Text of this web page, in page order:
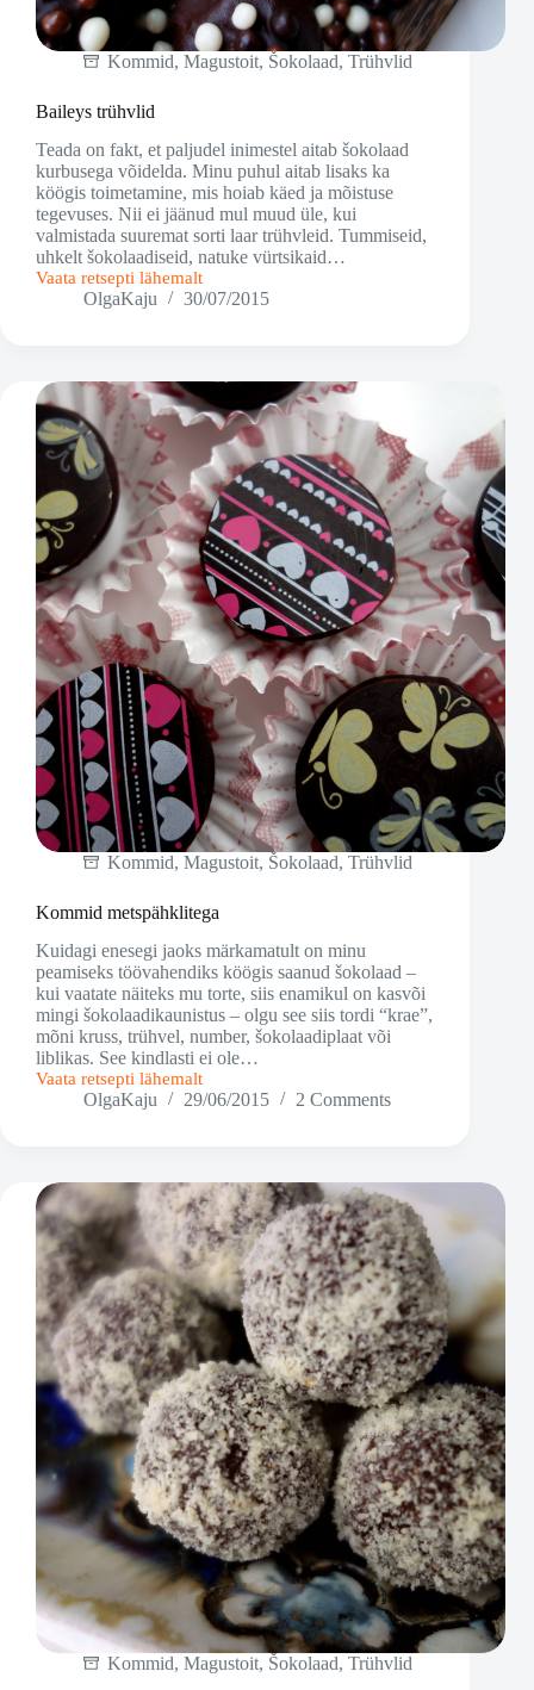
Kommid, Magustoit, Šokolaad, Trühvlid
Baileys trühvlid
Teada on fakt, et paljudel inimestel aitab šokolaad
kurbusega võidelda. Minu puhul aitab lisaks ka
köögis toimetamine, mis hoiab käed ja mõistuse
tegevuses. Nii ei jäänud mul muud üle, kui
valmistada suuremat sorti laar trühvleid. Tummiseid,
uhkelt šokolaadiseid, natuke vürtsikaid…
Vaata retsepti lähemalt
Baileys
trühvlidOlgaKaju 30/07/2015
Kommid, Magustoit, Šokolaad, Trühvlid
Kommid metspähklitega
Kuidagi enesegi jaoks märkamatult on minu
peamiseks töövahendiks köögis saanud šokolaad –
kui vaatate näiteks mu torte, siis enamikul on kasvõi
mingi šokolaadikaunistus – olgu see siis tordi “krae”,
mõni kruss, trühvel, number, šokolaadiplaat või
liblikas. See kindlasti ei ole…
Vaata retsepti lähemalt
Kommid
metspähklitega
OlgaKaju 29/06/2015 2 Comments
Kommid, Magustoit, Šokolaad, Trühvlid